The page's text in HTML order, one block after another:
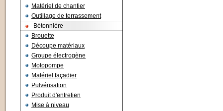
Matériel de chantier
Outillage de terrassement
Bétonnière
Brouette
Découpe matériaux
Groupe électrogène
Motopompe
Matériel façadier
Pulvérisation
Produit d'entretien
Mise à niveau